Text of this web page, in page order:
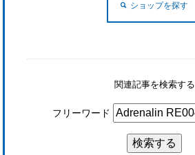
ショップを探す
関連記事を検索する
フリーワード